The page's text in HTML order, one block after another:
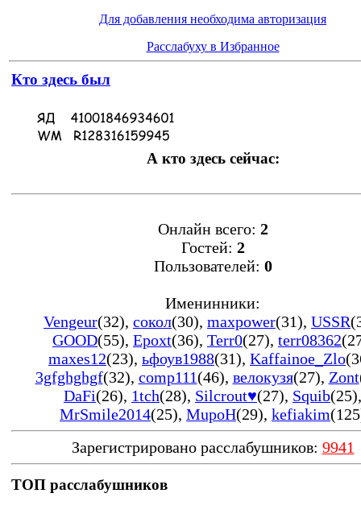
Для добавления необходима авторизация
Расслабуху в Избранное
Кто здесь был
А кто здесь сейчас:
Онлайн всего: 2
Гостей: 2
Пользователей: 0
Именинники:
Vengeur(32), сокол(30), maxpower(31), USSR
GOOD(55), Epoxt(36), Terr0(27), terr08362
maxes12(23), ьфоув1988(31), Kaffainoe_Zlo
3gfghghgf(32), comp111(46), велокузя(27), Zont
DaFi(26), 1tch(28), Silcrout♥(27), Squib(25),
MrSmile2014(25), MupoH(29), kefiakim
Зарегистрировано расслабушников: 9941
ТОП расслабушников